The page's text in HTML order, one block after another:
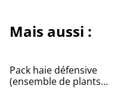
Mais aussi :
Pack haie défensive
(ensemble de plants